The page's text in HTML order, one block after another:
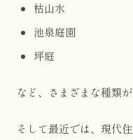
枯山水
池泉庭園
坪庭
など、さまざまな種類が
そして最近では、現代